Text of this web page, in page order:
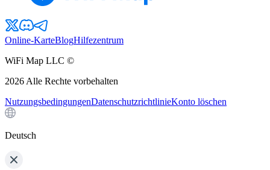
Online-KarteBlogHilfezentrum
WiFi Map LLC ©
2026 Alle Rechte vorbehalten
NutzungsbedingungenDatenschutzrichtlinieKonto löschen
Deutsch